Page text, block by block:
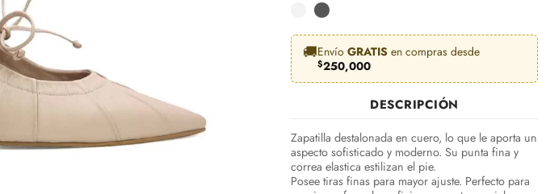
con5 de 5
en base a
valoraciones
de clientes
🚚Envío GRATIS en compras desde
$250,000
DESCRIPCIÓN
Zapatilla destalonada en cuero, lo que le aporta un
aspecto sofisticado y moderno. Su punta fina y
correa elastica estilizan el pie.
Posee tiras finas para mayor ajuste. Perfecto para